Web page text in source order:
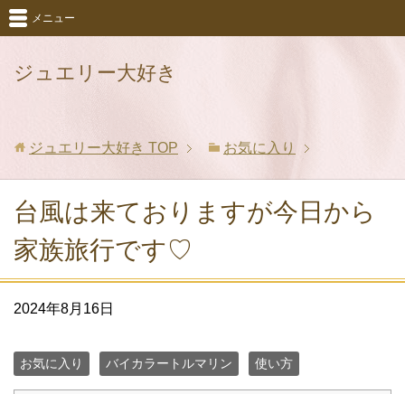
ジュエリー大好き
メニュー
ジュエリー大好き TOP お気に入り
台風は来ておりますが今日から
家族旅行です♡
2024年8月16日
お気に入り バイカラートルマリン 使い方